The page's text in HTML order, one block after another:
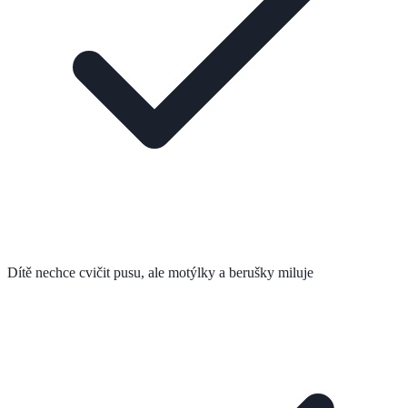
Dítě nechce cvičit pusu, ale motýlky a berušky miluje